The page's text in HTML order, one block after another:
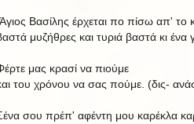
Βασίλης έρχεται πο πίσω απ' το
μυζήθρες και τυριά βαστά κι ένα
μας κρασί να πιούμε
του χρόνου να σας πούμε. (δις-
σου πρέπ' αφέντη μου καρέκλα